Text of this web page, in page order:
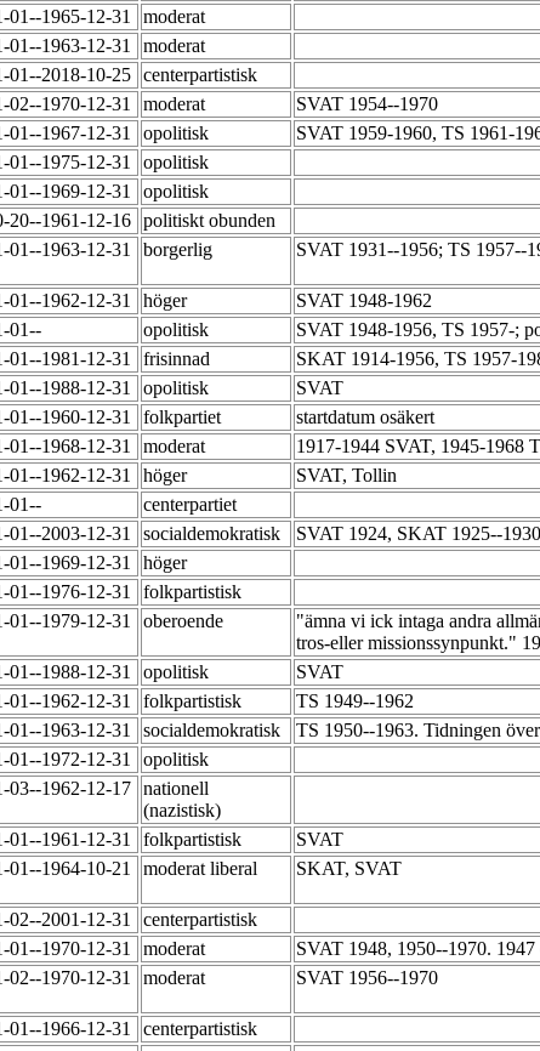
01--1965-12-31 moderat
01--1963-12-31 moderat
01--2018-10-25 centerpartistisk
02--1970-12-31 moderat SVAT 1954--1970
01--1967-12-31 opolitisk SVAT 1959-1960, TS 1961-
01--1975-12-31 opolitisk
01--1969-12-31 opolitisk
20--1961-12-16 politiskt obunden
01--1963-12-31 borgerlig SVAT 1931--1956; TS 1957--
01--1962-12-31 höger SVAT 1948-1962
01-- opolitisk SVAT 1948-1956, TS 1957-;
01--1981-12-31 frisinnad SKAT 1914-1956, TS 1957-
01--1988-12-31 opolitisk SVAT
01--1960-12-31 folkpartiet startdatum osäkert
01--1968-12-31 moderat 1917-1944 SVAT, 1945-1968
01--1962-12-31 höger SVAT, Tollin
01-- centerpartiet
01--2003-12-31 socialdemokratisk SVAT 1924, SKAT 1925--
01--1969-12-31 höger
01--1976-12-31 folkpartistisk
01--1979-12-31 oberoende
"ämna vi ick intaga andra
tros-eller missionssynpunkt."
01--1988-12-31 opolitisk SVAT
01--1962-12-31 folkpartistisk TS 1949--1962
01--1963-12-31 socialdemokratisk TS 1950--1963. Tidningen
01--1972-12-31 opolitisk
03--1962-12-17 nationell
(nazistisk)
01--1961-12-31 folkpartistisk SVAT
01--1964-10-21 moderat liberal SKAT, SVAT
02--2001-12-31 centerpartistisk
01--1970-12-31 moderat SVAT 1948, 1950--1970.
02--1970-12-31 moderat SVAT 1956--1970
01--1966-12-31 centerpartistisk